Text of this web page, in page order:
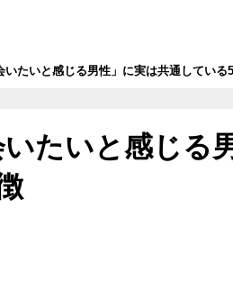
いたいと感じる男性」に実は共通している
たいと感じる